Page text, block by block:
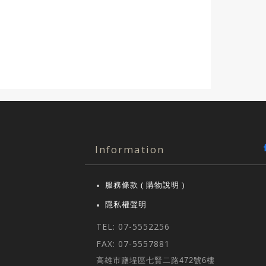
Information
服務條款 ( 購物說明 )
隱私權聲明
TEL: 07-5552256
FAX: 07-5557881
高雄市鹽埕區七賢二路472號6樓